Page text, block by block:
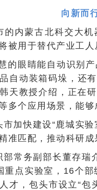
向新而
的内蒙古北科交大
被用于替代产业工人
的眼睛能自动识别
自动装箱码垛，还
天教授介绍，正在
多个应用场景，能
市加快建设“鹿城实
准匹配，推动科研成
部常务副部长董存瑞
重点实验室，16个
才，包头市设立“包